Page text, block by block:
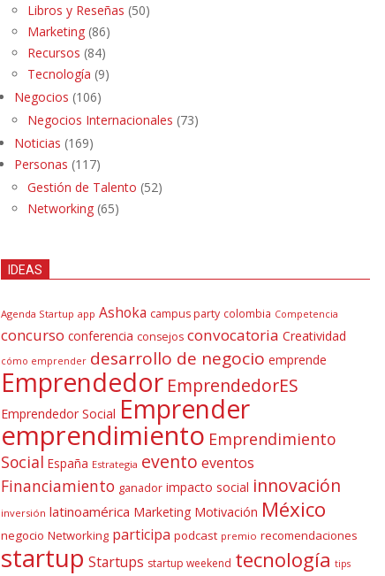
Libros y Reseñas (50)
Marketing (86)
Recursos (84)
Tecnología (9)
Negocios (106)
Negocios Internacionales (73)
Noticias (169)
Personas (117)
Gestión de Talento (52)
Networking (65)
IDEAS
Agenda Startup app Ashoka campus party colombia Competencia
concurso conferencia consejos convocatoria Creatividad
cómo emprender desarrollo de negocio emprende
Emprendedor EmprendedorES
Emprendedor Social Emprender
emprendimiento Emprendimiento
Social España Estrategia evento eventos
Financiamiento ganador impacto social innovación
inversión latinoamérica Marketing Motivación México
negocio Networking participa podcast premio recomendaciones
startup Startups startup weekend tecnología tips